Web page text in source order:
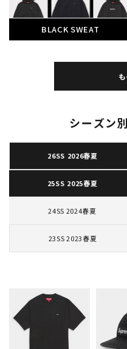
BLACK SWEAT
シーズン
26SS 2026春夏
25SS 2025春夏
24SS 2024春夏
23SS 2023春夏